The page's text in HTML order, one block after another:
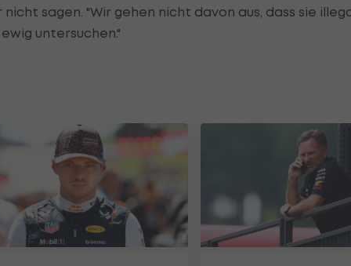
sagen. "Wir gehen nicht davon aus, dass sie
untersuchen."